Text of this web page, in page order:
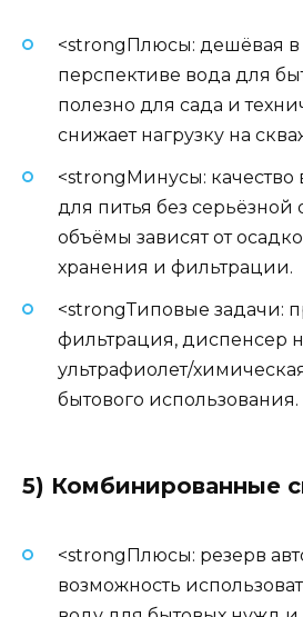
<strongПлюсы: дешёвая в
перспективе вода для
полезно для сада и
снижает нагрузку на
<strongМинусы:
для питья без серьёзной
объёмы зависят от
хранения и фильтрации.
<strongТиповые задачи:
фильтрация, диспенсер
ультрафиолет/
бытового использования.
5) Комбинированные
<strongПлюсы: резерв
возможность